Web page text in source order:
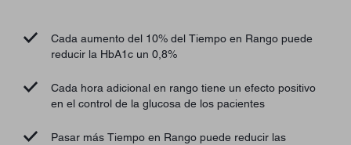
Cada aumento del 10% del Tiempo en Rango puede
reducir la HbA1c un 0,8%
Cada hora adicional en rango tiene un efecto positivo
en el control de la glucosa de los pacientes
Pasar más Tiempo en Rango puede reducir las